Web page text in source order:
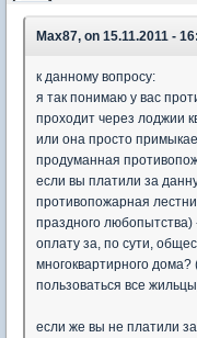
Max87, on 15.11.2011 -
к данному вопросу:
я так понимаю у вас
проходит через лоджии
или она просто
продуманная
если вы платили за
противопожарная
праздного
оплату за, по сути,
многоквартирного
пользоваться все
если же вы не платили